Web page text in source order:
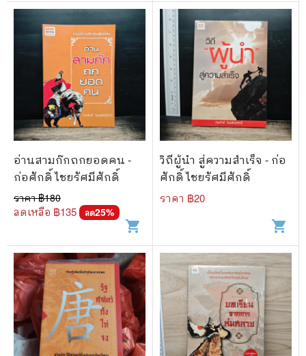
อ่านสามก๊กถกยอดคน -
ก่อศักดิ์ ไชยรัศมีศักดิ์
ราคา ฿180
ลดเหลือ ฿135 ลด25%
shopping_cart
วิถีผู้นำ สู่ความสำเร็จ - ก่อ
ศักดิ์ ไชยรัศมีศักดิ์
ราคา ฿20
shopping_cart